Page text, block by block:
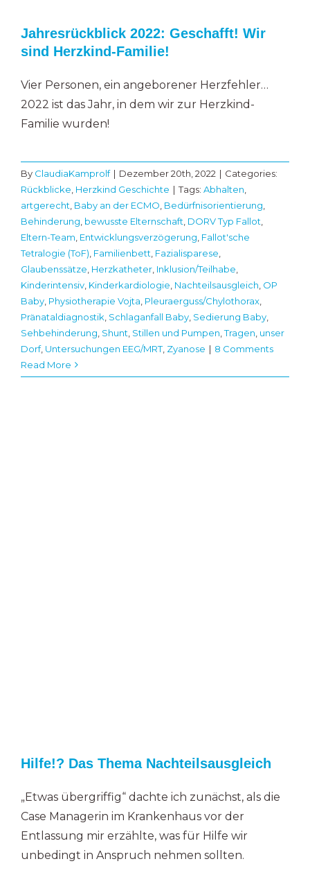
Jahresrückblick 2022: Geschafft! Wir
sind Herzkind-Familie!
Vier Personen, ein angeborener Herzfehler…
2022 ist das Jahr, in dem wir zur Herzkind-
Familie wurden!
By ClaudiaKamprolf | Dezember 20th, 2022 | Categories:
Rückblicke Herzkind Geschichte | Tags: Abhalten
artgerecht Baby an der ECMO Bedürfnisorientierung
Behinderung bewusste Elternschaft DORV Typ Fallot
Eltern-Team Entwicklungsverzögerung Fallot'sche
Tetralogie (ToF) Familienbett Fazialisparese
Glaubenssätze Herzkatheter, Inklusion/Teilhabe
Kinderintensiv, Kinderkardiologie Nachteilsausgleich OP
Baby, Physiotherapie Vojta Pleuraerguss/Chylothorax,
Pränataldiagnostik Schlaganfall Baby, Sedierung Baby,
Sehbehinderung Shunt Stillen und Pumpen ,Tragen unser
Dorf, Untersuchungen EEG/MRT, Zyanose | 8 Comments
Read More
Hilfe!? Das Thema Nachteilsausgleich
„Etwas übergriffig“ dachte ich zunächst, als die
Case Managerin im Krankenhaus vor der
Entlassung mir erzählte, was für Hilfe wir
unbedingt in Anspruch nehmen sollten.